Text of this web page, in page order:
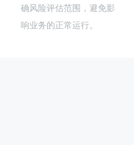
确风险评估范围，避免影
响业务的正常运行。